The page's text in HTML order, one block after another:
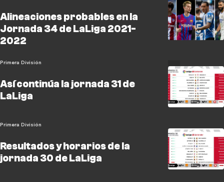
Alineaciones probables en la
Jornada 34 de LaLiga 2021-
2022
Primera División
Así continúa la jornada 31 de
LaLiga
Primera División
Resultados y horarios de la
jornada 30 de LaLiga